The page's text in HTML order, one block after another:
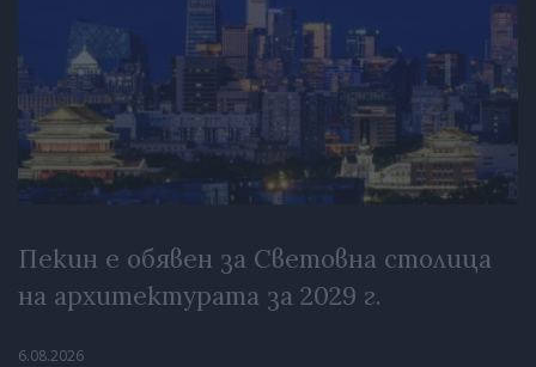
Пекин е обявен за Световна столица
на архитектурата за 2029 г.
6.08.2026